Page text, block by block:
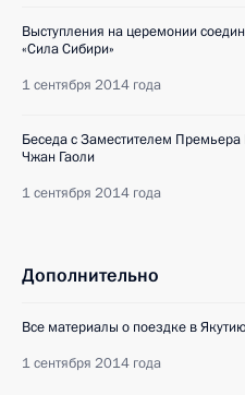
Выступления на церемонии
«Сила Сибири»
1 сентября 2014 года
Беседа с Заместителем Премьера
Чжан Гаоли
1 сентября 2014 года
Дополнительно
Все материалы о поездке в Якутию
1 сентября 2014 года